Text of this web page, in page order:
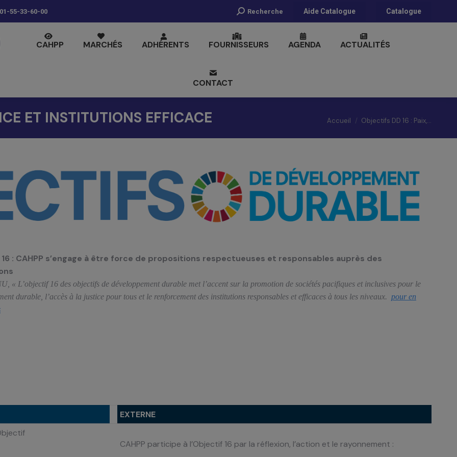
01-55-33-60-00
Recherche
Recherche Aide Catalogue Catalogue
CAHPP MARCHÉS ADHÉRENTS FOURNISSEURS AGENDA ACTUALITÉS
CONTACT
ET INSTITUTIONS EFFICACE Vous êtes ici :
Accueil Objectifs DD 16 : Paix,…
: CAHPP s’engage à être force de propositions respectueuses et responsables auprès des
« L’objectif 16 des objectifs de développement durable met l’accent sur la promotion de sociétés pacifiques et inclusives pour le
durable, l’accès à la justice pour tous et le renforcement des institutions responsables et efficaces à tous les niveaux. pour en
EXTERNE
CAHPP participe à l’Objectif 16 par la réflexion, l’action et le rayonnement :